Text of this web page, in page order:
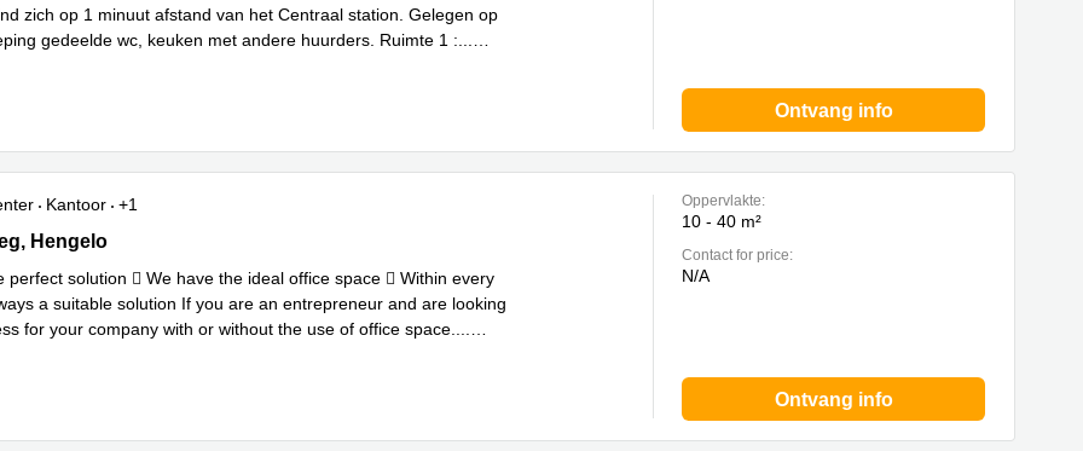
zich op 1 minuut afstand van het Centraal station. Gelegen op
gedeelde wc, keuken met andere huurders. Ruimte 1 :
Ontvang info
Kantoor
+1
14, Hengelo
Hengelo
perfect solution  We have the ideal office space  Within every
a suitable solution If you are an entrepreneur and are looking
for your company with or without the use of office space.
Oppervlakte:
10 - 40 m²
Contact for price:
N/A
Ontvang info